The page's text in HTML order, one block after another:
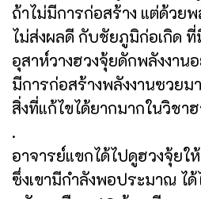
ถ้าไม่มีการก่อสร้าง แต่ด้วยพ
ไม่ส่งผลดี กับชัยภูมิก่อเกิด ที่
อุสาห์วางฮวงจุ้ยดักพลังงาน
มีการก่อสร้างพลังงานซวยม
สิ่งที่แก้ไขได้ยากมากในวิชา
.
อาจารย์แขกได้ไปดูฮวงจุ้ยใ
ซึ่งเขามีกำลังพอประมาณ ไ